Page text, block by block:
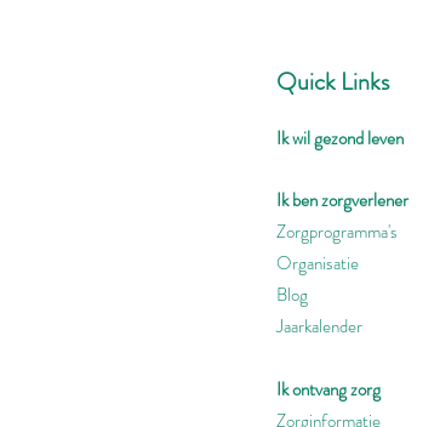
Quick Links
Ik wil gezond leven
Ik ben zorgverlener
Zorgprogramma's
Organisatie
Blog
Jaarkalender
Ik ontvang zorg
Zorginformatie